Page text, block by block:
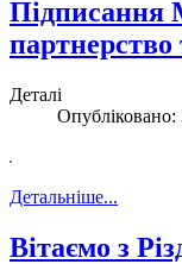
Підписання
Деталі
Опубліковано:
Детальніше...
Вітаємо з